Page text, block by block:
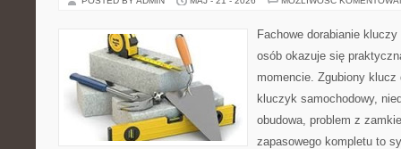
Fachowe dorabianie
osób okazuje się
momencie. Zgubiony
kluczyk samochodowy,
obudowa, problem z
zapasowego kompletu to